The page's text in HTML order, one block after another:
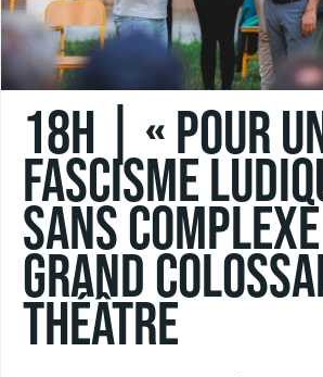
18h | « POUR
FASCISME
SANS
Grand
Théâtre